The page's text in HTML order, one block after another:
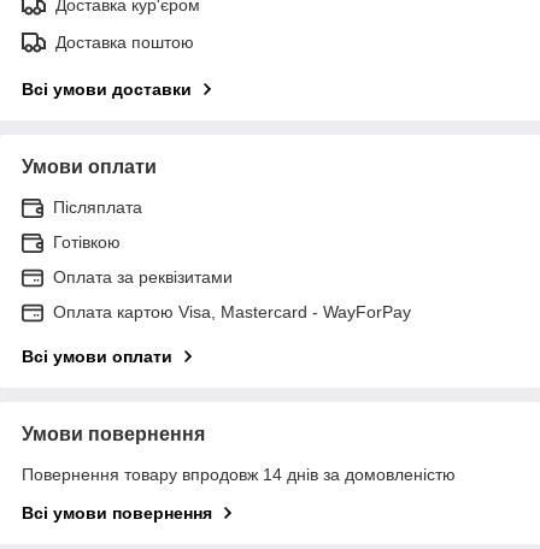
Доставка кур'єром
Доставка поштою
Всі умови доставки
Умови оплати
Післяплата
Готівкою
Оплата за реквізитами
Оплата картою Visa, Mastercard - WayForPay
Всі умови оплати
Умови повернення
Повернення товару впродовж 14 днів за домовленістю
Всі умови повернення